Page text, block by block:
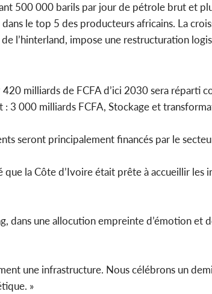
500 000 barils par jour de pétrole brut et
le top 5 des producteurs africains. La
l’hinterland, impose une restructuration
milliards de FCFA d’ici 2030 sera réparti
3 000 milliards FCFA, Stockage et
seront principalement financés par le
la Côte d’Ivoire était prête à accueillir les
dans une allocution empreinte d’émotion et
une infrastructure. Nous célébrons un
»